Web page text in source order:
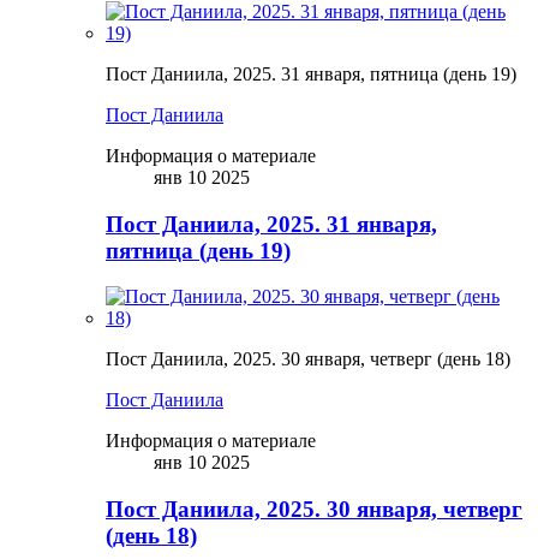
Пост Даниила, 2025. 31 января, пятница (день 19)
Пост Даниила
Информация о материале
янв 10 2025
Пост Даниила, 2025. 31 января,
пятница (день 19)
Пост Даниила, 2025. 30 января, четверг (день 18)
Пост Даниила
Информация о материале
янв 10 2025
Пост Даниила, 2025. 30 января, четверг
(день 18)